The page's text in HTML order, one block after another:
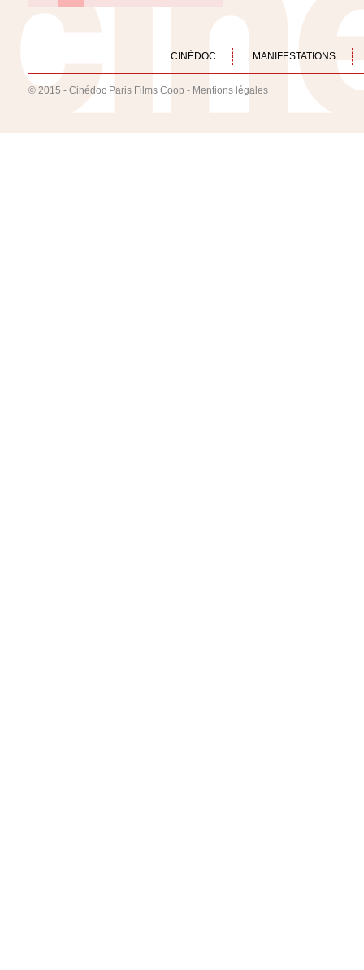
CINÉDOC MANIFESTATIONS
© 2015 - Cinédoc Paris Films Coop - Mentions légales